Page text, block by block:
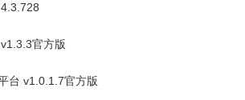
官方版
台 v1.0.1.7官方版